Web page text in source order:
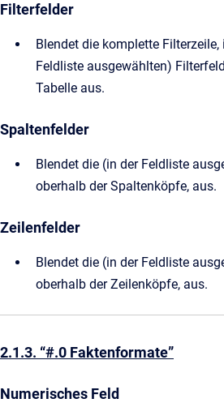
Filterfelder
Blendet die komplette
Feldliste ausgewählten)
Tabelle aus.
Spaltenfelder
Blendet die (in der Feldliste
oberhalb der Spaltenköpfe, aus.
Zeilenfelder
Blendet die (in der Feldliste
oberhalb der Zeilenköpfe, aus.
2.1.3. “#.0 Faktenformate”
Numerisches Feld